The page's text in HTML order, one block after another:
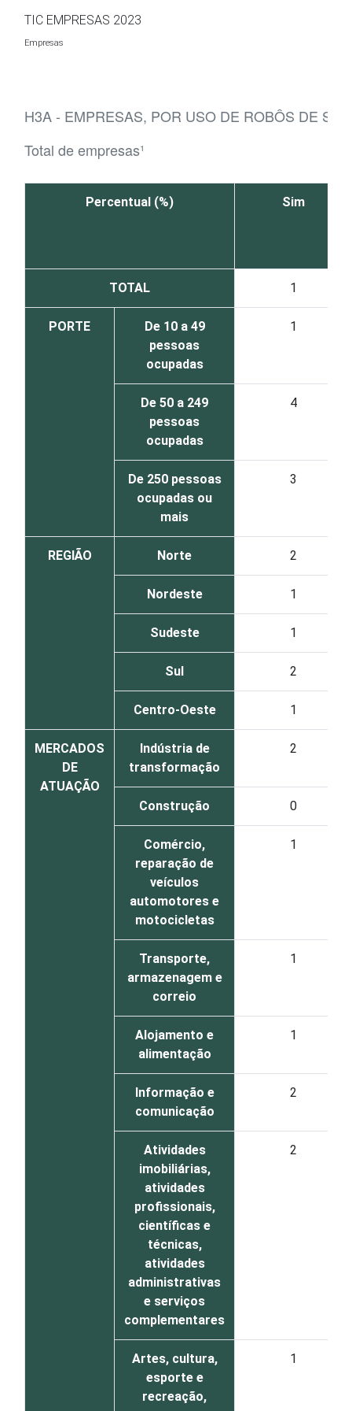
TIC EMPRESAS 2023
Empresas
H3A - EMPRESAS, POR USO DE ROBÔS DE
Total de empresas¹
Percentual (%) Sim
TOTAL 1
PORTE
De 10 a 49
pessoas
ocupadas
1
De 50 a 249
pessoas
ocupadas
4
De 250 pessoas
ocupadas ou
mais
3
REGIÃO Norte 2
Nordeste 1
Sudeste 1
Sul 2
Centro-Oeste 1
MERCADOS
DE
ATUAÇÃO
Indústria de
transformação
2
Construção 0
Comércio,
reparação de
veículos
automotores e
motocicletas
1
Transporte,
armazenagem e
correio
1
Alojamento e
alimentação
1
Informação e
comunicação
2
Atividades
imobiliárias,
atividades
profissionais,
científicas e
técnicas,
atividades
administrativas
e serviços
complementares
2
Artes, cultura,
esporte e
recreação,
1